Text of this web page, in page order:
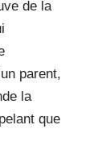
de la
parent,
la
que